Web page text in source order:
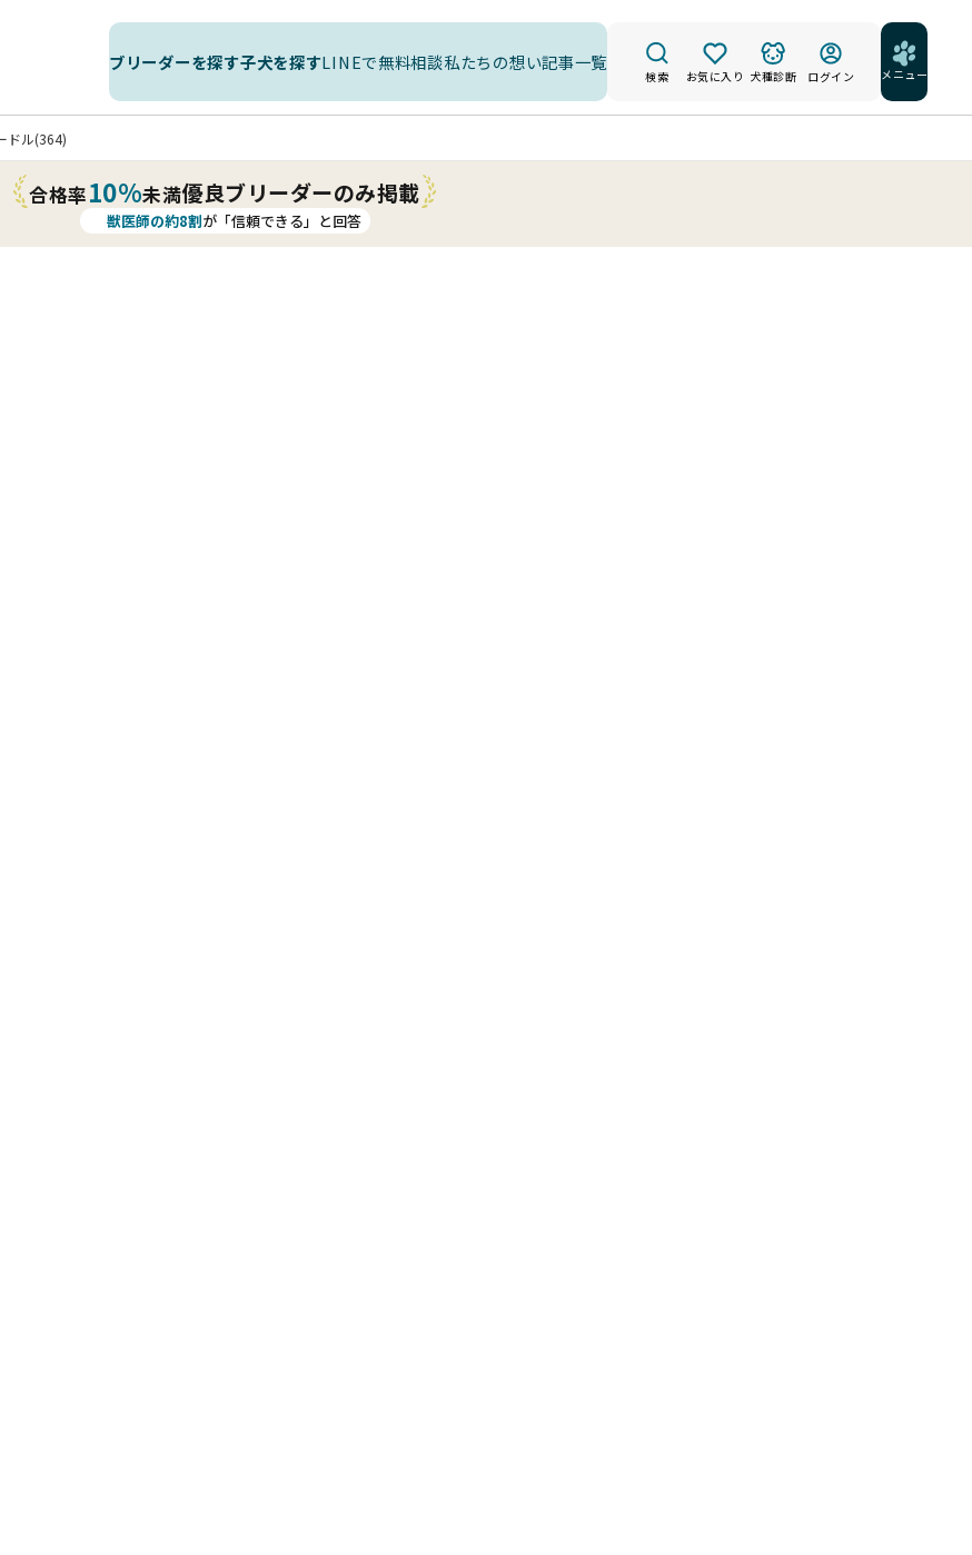
ブリーダーを探す子犬を探すLINEで無料相談私たちの想い記事一覧
検索 お気に入り 犬種診断 ログイン メニュー
ドル(364)
合格率10%未満優良ブリーダーのみ掲載
獣医師の約8割が「信頼できる」と回答